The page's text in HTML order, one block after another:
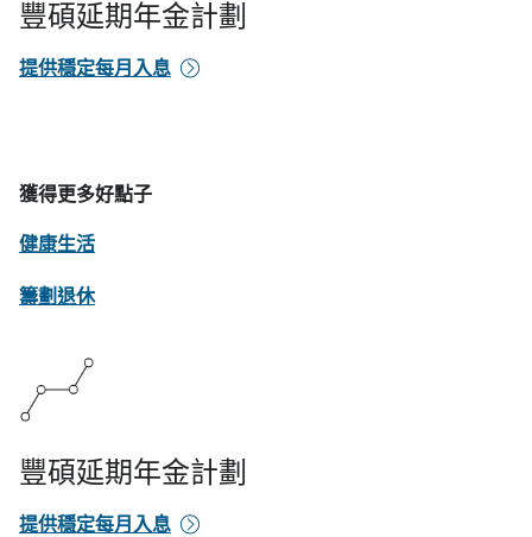
豐碩延期年金計劃
提供穩定每月入息
獲得更多好點子
健康生活
籌劃退休
豐碩延期年金計劃
提供穩定每月入息